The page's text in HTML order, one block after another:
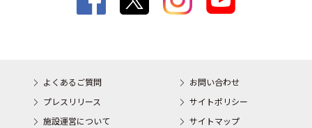
よくあるご質問
お問い合わせ
プレスリリース
サイトポリシー
施設運営について
サイトマップ